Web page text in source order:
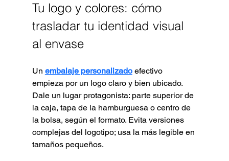
Tu logo y colores: cómo
trasladar tu identidad visual
al envase
Un embalaje personalizado efectivo
empieza por un logo claro y bien ubicado.
Dale un lugar protagonista: parte superior de
la caja, tapa de la hamburguesa o centro de
la bolsa, según el formato. Evita versiones
complejas del logotipo; usa la más legible en
tamaños pequeños.